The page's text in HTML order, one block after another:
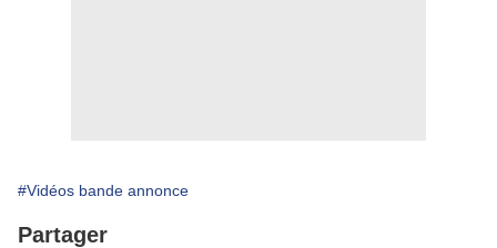
#Vidéos bande annonce
Partager